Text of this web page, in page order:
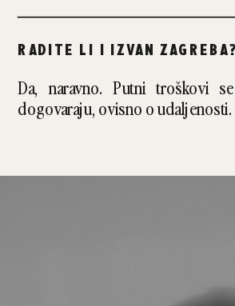
Da, naravno. Putni troškovi
dogovaraju, ovisno o udaljenosti.
RADITE LI I IZVAN ZAGREBA?